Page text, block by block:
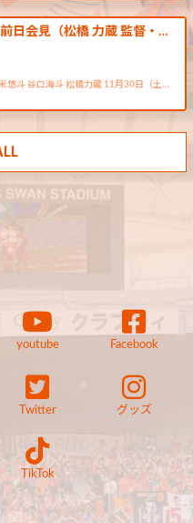
日会見（松橋 力蔵 監督・…
悠斗 谷口海斗 松橋力蔵 11月30日（土…
youtube Facebook
Twitter グッズ
TikTok